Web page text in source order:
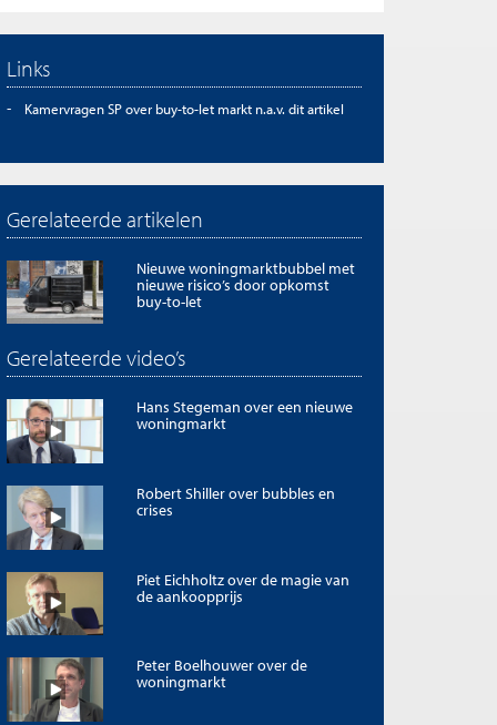
Links
Kamervragen SP over buy-to-let markt n.a.v. dit artikel
Gerelateerde artikelen
Nieuwe woningmarktbubbel met
nieuwe risico’s door opkomst
buy-to-let
Gerelateerde video’s
Hans Stegeman over een nieuwe
woningmarkt
Robert Shiller over bubbles en
crises
Piet Eichholtz over de magie van
de aankoopprijs
Peter Boelhouwer over de
woningmarkt